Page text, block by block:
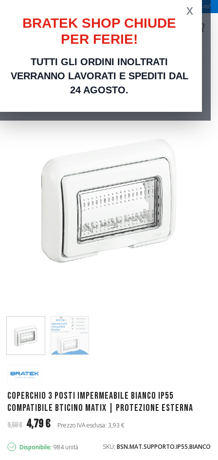
Serve aiuto?
x
BRATEK SHOP CHIUDE
PER FERIE!
TUTTI GLI ORDINI INOLTRATI
VERRANNO LAVORATI E SPEDITI DAL
24 AGOSTO.
Home Frutti Elettrici Serie Civili Compatibili bticino Matix
Coperchio 3 Posti
Impermeabile Bianco IP55 Compatibile Bticino Matix | Protezione Esterna
Coperchio 3 Posti Impermeabile Bianco IP55
Compatibile Bticino Matix | Protezione Esterna
9,58 € 4,79 € Prezzo IVA esclusa: 3,93 €
Disponibile: 984 unità SKU: BSN.MAT.SUPPORTO.IP55.BIANCO